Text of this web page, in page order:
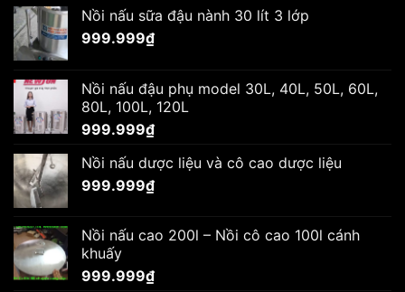
Nồi nấu sữa đậu nành 30 lít 3 lớp
999.999₫
Nồi nấu đậu phụ model 30L, 40L, 50L, 60L,
80L, 100L, 120L
999.999₫
Nồi nấu dược liệu và cô cao dược liệu
999.999₫
Nồi nấu cao 200l – Nồi cô cao 100l cánh
khuấy
999.999₫